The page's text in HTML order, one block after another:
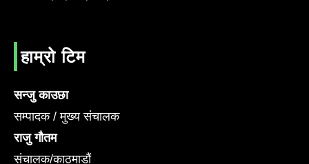
हाम्रो टिम
सन्जु काउछा
सम्पादक / मुख्य संचालक
राजु गौतम
संचालक/काठमाडौं